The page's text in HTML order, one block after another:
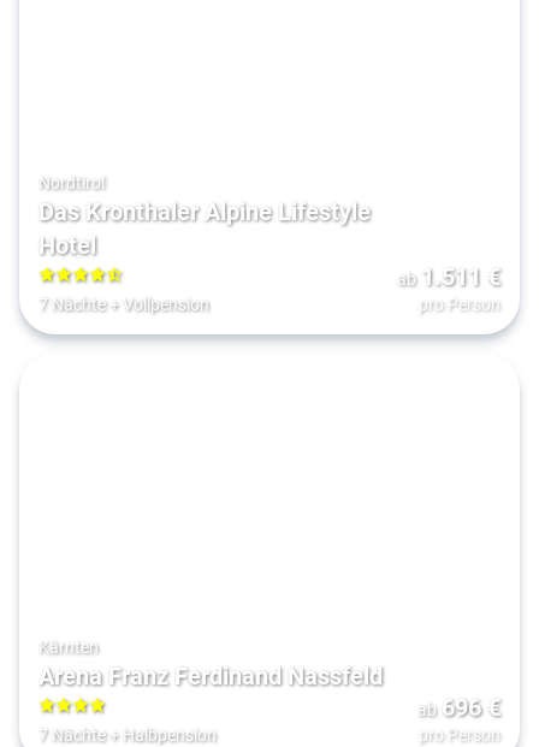
Nordtirol
Das Kronthaler Alpine Lifestyle
Hotel
4.5
7 Nächte+ Vollpension
ab 1.511 €
pro Person
Kärnten
Arena Franz Ferdinand Nassfeld
4
7 Nächte+ Halbpension
ab 696€
pro Person